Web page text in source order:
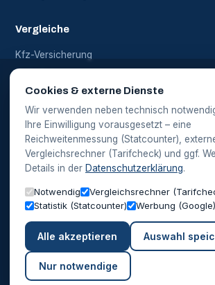
Vergleiche
Kfz-Versicherung
Haftpflicht
Alle Vergleiche
Rechtliches
Impressum
Datenschutz
Cookie-Einstellungen
Hinweis: Die Vergleichsrechner auf dieser
Kooperation mit einem Partner (Tarifcheck)
Abschluss über diese Rechner erhalten wir eine
entstehen dadurch keine Mehrkosten.
Cookies & externe Dienste
Wir verwenden neben technisch
Ihre Einwilligung vorausgesetzt – eine
Reichweitenmessung (Statcounter),
Vergleichsrechner (Tarifcheck) und ggf.
Details in der Datenschutzerklärung.
Notwendig
Vergleichsrechner
Statistik (Statcounter)
Werbung (Google)
Alle akzeptieren Auswahl
Nur notwendige